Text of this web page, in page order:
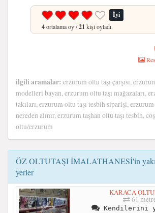
İyi
4ortalama oy /21 kişi oyladı.
ilgili aramalar: erzurum oltu taşı çarşısı,
modelleri bayan, erzurum oltu taşı mağazaları,
takıları, erzurum oltu taşı tesbih siparişi,
nereden alınır, erzurum taşhan oltu taşı tesbih,
oltu/erzurum
ÖZ OLTUTAŞI İMALATHANESİ'in
yerler
KARACA
61
Kendilerini